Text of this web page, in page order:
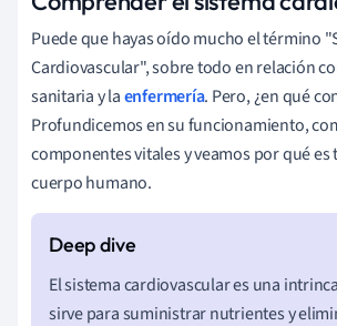
Puede que hayas oído mucho el término
Cardiovascular", sobre todo en relación
sanitaria y laenfermería. Pero, ¿en qué
Profundicemos en su funcionamiento,
componentes vitales y veamos por qué es
cuerpo humano.
El sistema cardiovascular es una
sirve para suministrar nutrientes y